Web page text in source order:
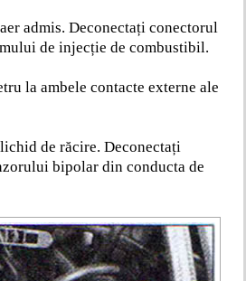
admis. Deconectați conectorul
de injecție de combustibil.
la ambele contacte externe ale
de răcire. Deconectați
bipolar din conducta de